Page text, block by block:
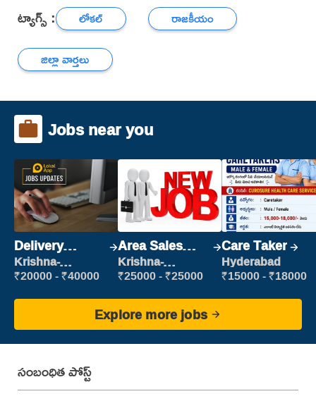
ట్యాగ్స్ : లోకల్
రాజకీయం
జిల్లా వార్తలు
Jobs near you
Delivery
Executive
Krishna-
vijayawada
₹20000 - ₹40000
Area Sales
Manager (Field
Sales)
Krishna-
vijayawada
₹25000 - ₹25000
Care Taker
Hyderabad
₹15000 - ₹18000
Explore more jobs
సంబంధిత పోస్ట్